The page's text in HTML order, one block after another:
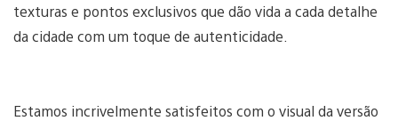
texturas e pontos exclusivos que dão vida a cada detalhe
da cidade com um toque de autenticidade.
Estamos incrivelmente satisfeitos com o visual da versão